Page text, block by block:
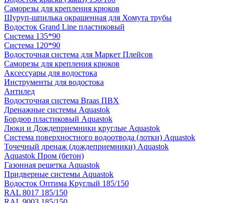
Саморезы для крепления крюков
Шуруп-шпилька окрашенная для Хомута трубы
Водосток Grand Line пластиковый
Система 135*90
Система 120*90
Водосточная система для Маркет Плейсов
Саморезы для крепления крюков
Аксессуары для водостока
Инструменты для водостока
Антилед
Водосточная система Braas ПВХ
Дренажные системы Aquastok
Бордюр пластиковый Aquastok
Люки и Дождеприемники круглые Aquastok
Система поверхностного водоотвода (лотки) Aquastok
Точечный дренаж (дождеприемники) Aquastok
Aquastok Пром (бетон)
Газонная решетка Aquastok
Придверные системы Aquastok
Водосток Оптима Круглый 185/150
RAL 8017 185/150